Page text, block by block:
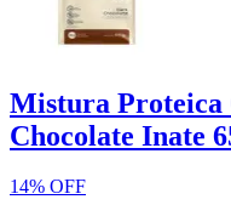
Mistura Proteica
Chocolate Inate
14% OFF